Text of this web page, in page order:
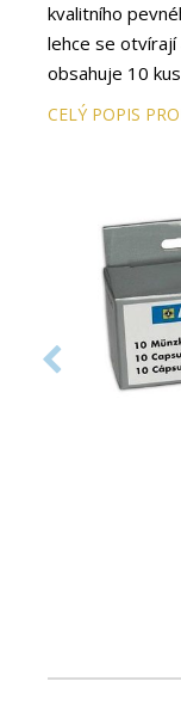
kvalitního
lehce se otvírají
obsahuje 10
CELÝ POPIS